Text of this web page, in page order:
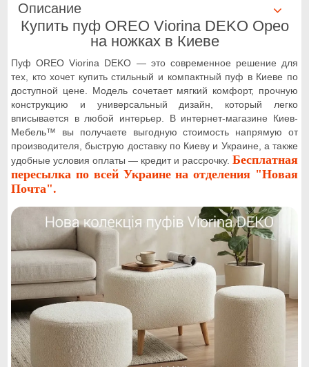
Описание
Купить пуф OREO Viorina DEKO Орео
на ножках в Киеве
Пуф OREO Viorina DEKO — это современное решение для
тех, кто хочет купить стильный и компактный пуф в Киеве по
доступной цене. Модель сочетает мягкий комфорт, прочную
конструкцию и универсальный дизайн, который легко
вписывается в любой интерьер. В интернет-магазине Киев-
Мебель™ вы получаете выгодную стоимость напрямую от
производителя, быструю доставку по Киеву и Украине, а также
удобные условия оплаты — кредит и рассрочку. Бесплатная
пересылка по всей Украине на отделения "Новая
Почта".